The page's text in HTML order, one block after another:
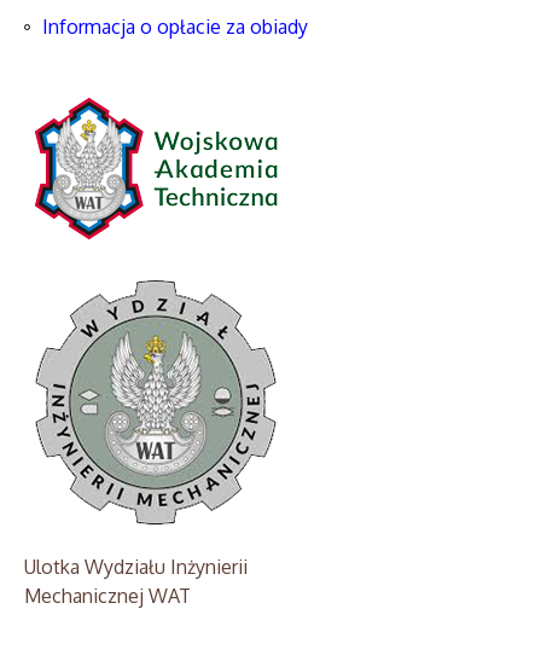
Informacja o opłacie za obiady
Ulotka Wydziału Inżynierii
Mechanicznej WAT